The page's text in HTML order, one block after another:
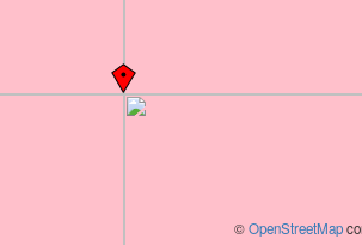
©OpenStreetMap